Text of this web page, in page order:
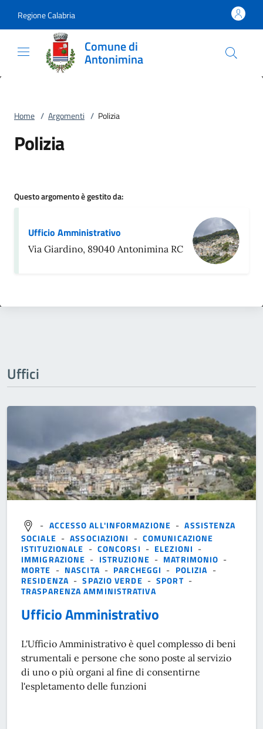
Regione Calabria
Comune di
Antonimina
Home / Argomenti / Polizia
Polizia
Questo argomento è gestito da:
Ufficio Amministrativo
Via Giardino, 89040 Antonimina RC
Uffici
- ACCESSO ALL'INFORMAZIONE -ASSISTENZA
SOCIALE -ASSOCIAZIONI - COMUNICAZIONE
ISTITUZIONALE - CONCORSI - ELEZIONI -
IMMIGRAZIONE - ISTRUZIONE - MATRIMONIO -
MORTE - NASCITA - PARCHEGGI - POLIZIA -
RESIDENZA -SPAZIO VERDE -SPORT -
TRASPARENZA AMMINISTRATIVA
Ufficio Amministrativo
L'Ufficio Amministrativo è quel complesso di beni
strumentali e persone che sono poste al servizio
di uno o più organi al fine di consentirne
l'espletamento delle funzioni